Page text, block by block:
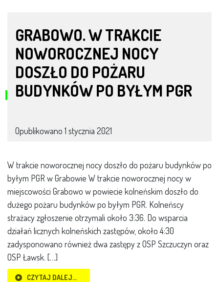
GRABOWO. W TRAKCIE
NOWOROCZNEJ NOCY
DOSZŁO DO POŻARU
BUDYNKÓW PO BYŁYM PGR
Opublikowano 1 stycznia 2021
W trakcie noworocznej nocy doszło do pożaru budynków po
byłym PGR w Grabowie W trakcie noworocznej nocy w
miejscowości Grabowo w powiecie kolneńskim doszło do
dużego pożaru budynków po byłym PGR. Kolneńscy
strażacy zgłoszenie otrzymali około 3:36. Do wsparcia
działań licznych kolneńskich zastępów, około 4:30
zadysponowano również dwa zastępy z OSP Szczuczyn oraz
OSP Ławsk. […]
CZYTAJ DALEJ…